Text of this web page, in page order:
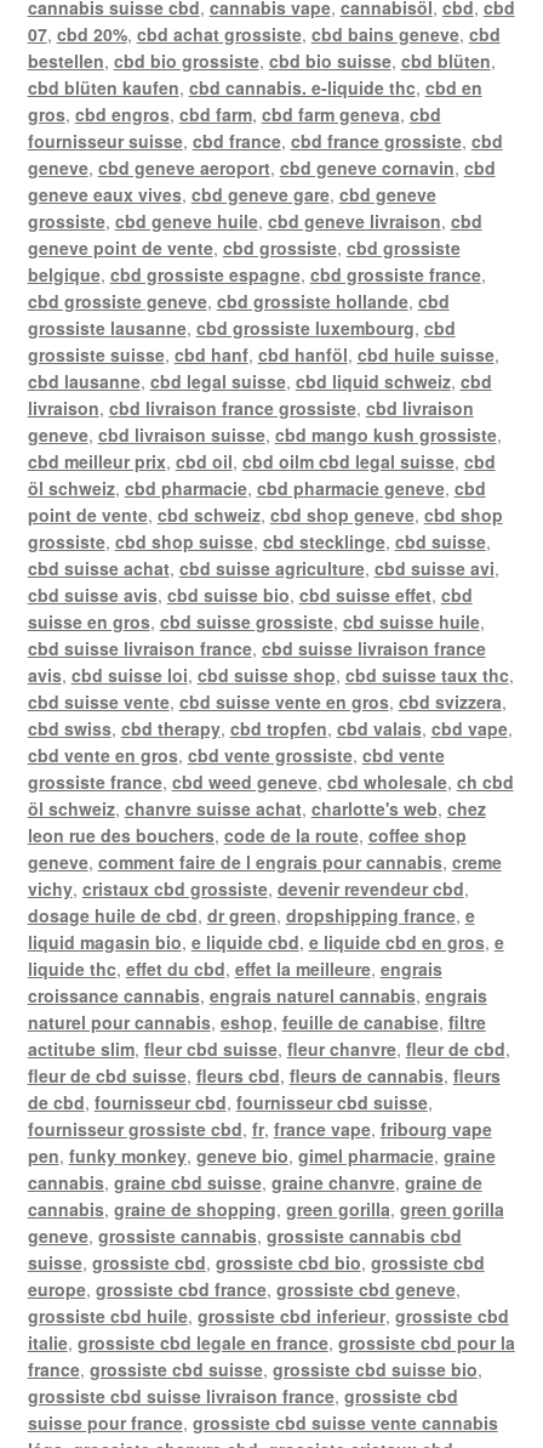
cannabis suisse cbd, cannabis vape, cannabisöl, cbd, cbd
07, cbd 20%, cbd achat grossiste, cbd bains geneve, cbd
bestellen, cbd bio grossiste, cbd bio suisse, cbd blüten,
cbd blüten kaufen, cbd cannabis. e-liquide thc, cbd en
gros, cbd engros, cbd farm, cbd farm geneva, cbd
fournisseur suisse, cbd france, cbd france grossiste, cbd
geneve, cbd geneve aeroport, cbd geneve cornavin, cbd
geneve eaux vives, cbd geneve gare, cbd geneve
grossiste, cbd geneve huile, cbd geneve livraison, cbd
geneve point de vente, cbd grossiste, cbd grossiste
belgique, cbd grossiste espagne, cbd grossiste france,
cbd grossiste geneve, cbd grossiste hollande, cbd
grossiste lausanne, cbd grossiste luxembourg, cbd
grossiste suisse, cbd hanf, cbd hanföl, cbd huile suisse,
cbd lausanne, cbd legal suisse, cbd liquid schweiz, cbd
livraison, cbd livraison france grossiste, cbd livraison
geneve, cbd livraison suisse, cbd mango kush grossiste,
cbd meilleur prix, cbd oil, cbd oilm cbd legal suisse, cbd
öl schweiz, cbd pharmacie, cbd pharmacie geneve, cbd
point de vente, cbd schweiz, cbd shop geneve, cbd shop
grossiste, cbd shop suisse, cbd stecklinge, cbd suisse,
cbd suisse achat, cbd suisse agriculture, cbd suisse avi,
cbd suisse avis, cbd suisse bio, cbd suisse effet, cbd
suisse en gros, cbd suisse grossiste, cbd suisse huile,
cbd suisse livraison france, cbd suisse livraison france
avis, cbd suisse loi, cbd suisse shop, cbd suisse taux thc,
cbd suisse vente, cbd suisse vente en gros, cbd svizzera,
cbd swiss, cbd therapy, cbd tropfen, cbd valais, cbd vape,
cbd vente en gros, cbd vente grossiste, cbd vente
grossiste france, cbd weed geneve, cbd wholesale, ch cbd
öl schweiz, chanvre suisse achat, charlotte's web, chez
leon rue des bouchers, code de la route, coffee shop
geneve, comment faire de l engrais pour cannabis, creme
vichy, cristaux cbd grossiste, devenir revendeur cbd,
dosage huile de cbd, dr green, dropshipping france, e
liquid magasin bio, e liquide cbd, e liquide cbd en gros, e
liquide thc, effet du cbd, effet la meilleure, engrais
croissance cannabis, engrais naturel cannabis, engrais
naturel pour cannabis, eshop, feuille de canabise, filtre
actitube slim, fleur cbd suisse, fleur chanvre, fleur de cbd,
fleur de cbd suisse, fleurs cbd, fleurs de cannabis, fleurs
de cbd, fournisseur cbd, fournisseur cbd suisse,
fournisseur grossiste cbd, fr, france vape, fribourg vape
pen, funky monkey, geneve bio, gimel pharmacie, graine
cannabis, graine cbd suisse, graine chanvre, graine de
cannabis, graine de shopping, green gorilla, green gorilla
geneve, grossiste cannabis, grossiste cannabis cbd
suisse, grossiste cbd, grossiste cbd bio, grossiste cbd
europe, grossiste cbd france, grossiste cbd geneve,
grossiste cbd huile, grossiste cbd inferieur, grossiste cbd
italie, grossiste cbd legale en france, grossiste cbd pour la
france, grossiste cbd suisse, grossiste cbd suisse bio,
grossiste cbd suisse livraison france, grossiste cbd
suisse pour france, grossiste cbd suisse vente cannabis